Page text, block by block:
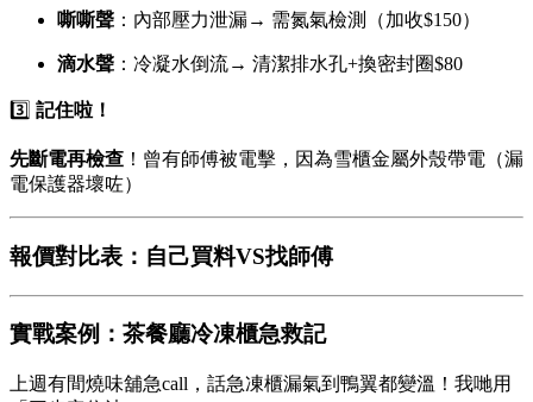
嘶嘶聲 ：內部壓力泄漏→ 需氮氣檢測（加收$150）
滴水聲 ：冷凝水倒流→ 清潔排水孔+換密封圈$80
3️⃣ 記住啦！
先斷電再檢查 ！曾有師傅被電擊，因為雪櫃金屬外殼帶電（漏
電保護器壞咗）
報價對比表：自己買料VS找師傅
實戰案例：茶餐廳冷凍櫃急救記
上週有間燒味舖急call，話急凍櫃漏氣到鴨翼都變溫！我哋用